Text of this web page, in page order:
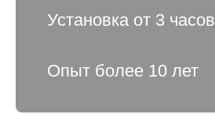
Установка от 3 часов
Опыт более 10 лет